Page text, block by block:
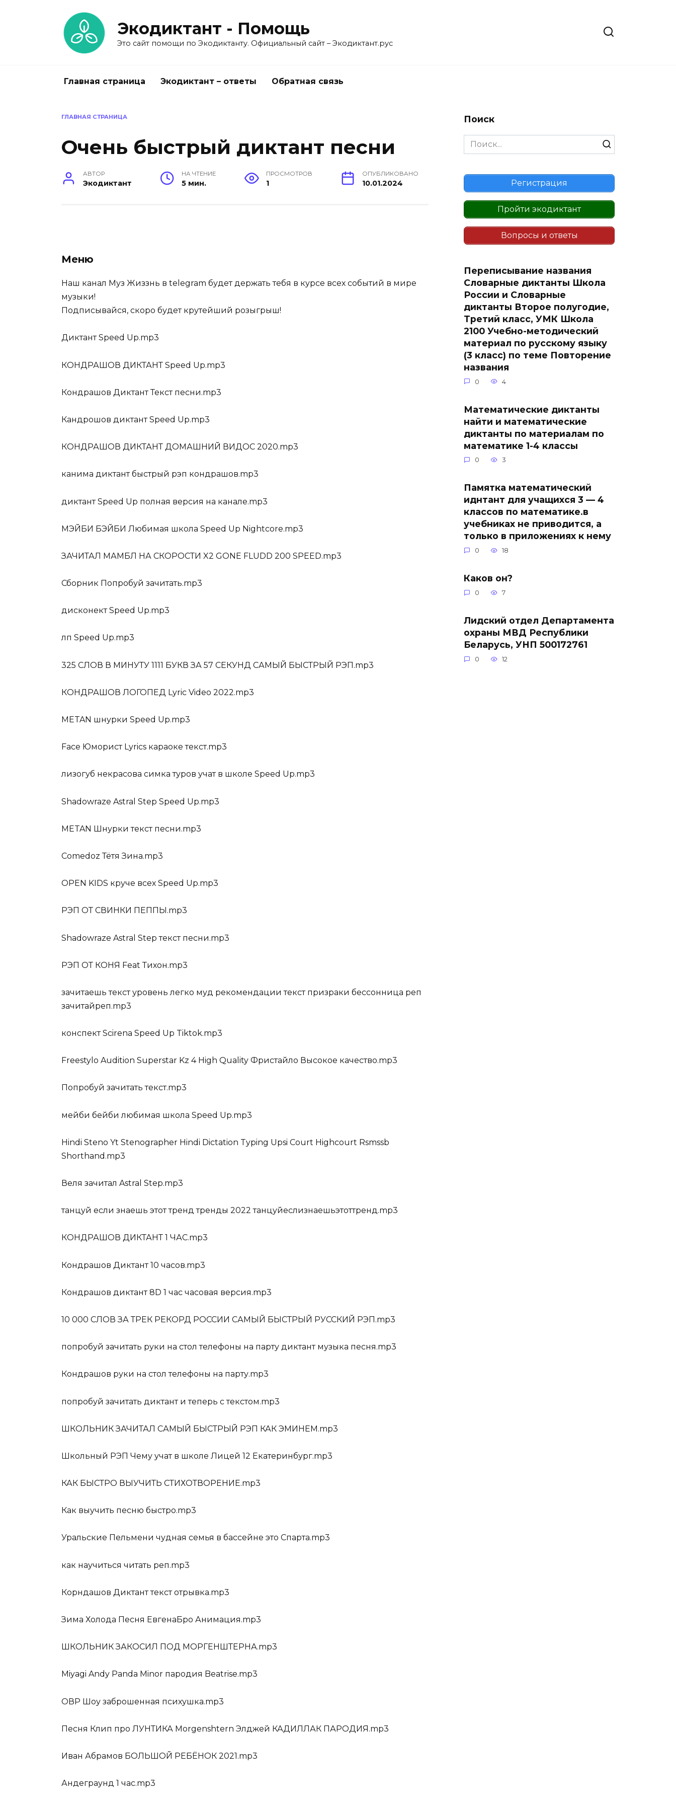
Экодиктант - Помощь
Это сайт помощи по Экодиктанту. Официальный сайт – Экодиктант.рус
Главная страница Экодиктант – ответы Обратная связь
ГЛАВНАЯ СТРАНИЦА
Очень быстрый диктант песни
АВТОР
Экодиктант
НА ЧТЕНИЕ
5 мин.
ПРОСМОТРОВ
1
ОПУБЛИКОВАНО
10.01.2024
Меню
Наш канал Муз Жиззнь в telegram будет держать тебя в курсе всех событий в мире
музыки!
Подписывайся, скоро будет крутейший розыгрыш!
Диктант Speed Up.mp3
КОНДРАШОВ ДИКТАНТ Speed Up.mp3
Кондрашов Диктант Текст песни.mp3
Кандрошов диктант Speed Up.mp3
КОНДРАШОВ ДИКТАНТ ДОМАШНИЙ ВИДОС 2020.mp3
канима диктант быстрый рэп кондрашов.mp3
диктант Speed Up полная версия на канале.mp3
МЭЙБИ БЭЙБИ Любимая школа Speed Up Nightcore.mp3
ЗАЧИТАЛ МАМБЛ НА СКОРОСТИ X2 GONE FLUDD 200 SPEED.mp3
Сборник Попробуй зачитать.mp3
дисконект Speed Up.mp3
лп Speed Up.mp3
325 СЛОВ В МИНУТУ 1111 БУКВ ЗА 57 СЕКУНД САМЫЙ БЫСТРЫЙ РЭП.mp3
КОНДРАШОВ ЛОГОПЕД Lyric Video 2022.mp3
METAN шнурки Speed Up.mp3
Face Юморист Lyrics караоке текст.mp3
лизогуб некрасова симка туров учат в школе Speed Up.mp3
Shadowraze Astral Step Speed Up.mp3
METAN Шнурки текст песни.mp3
Comedoz Тётя Зина.mp3
OPEN KIDS круче всех Speed Up.mp3
РЭП ОТ СВИНКИ ПЕППЫ.mp3
Shadowraze Astral Step текст песни.mp3
РЭП ОТ КОНЯ Feat Тихон.mp3
зачитаешь текст уровень легко муд рекомендации текст призраки бессонница реп
зачитайреп.mp3
конспект Scirena Speed Up Tiktok.mp3
Freestylo Audition Superstar Kz 4 High Quality Фристайло Высокое качество.mp3
Попробуй зачитать текст.mp3
мейби бейби любимая школа Speed Up.mp3
Hindi Steno Yt Stenographer Hindi Dictation Typing Upsi Court Highcourt Rsmssb
Shorthand.mp3
Веля зачитал Astral Step.mp3
танцуй если знаешь этот тренд тренды 2022 танцуйеслизнаешьэтоттренд.mp3
КОНДРАШОВ ДИКТАНТ 1 ЧАС.mp3
Кондрашов Диктант 10 часов.mp3
Кондрашов диктант 8D 1 час часовая версия.mp3
10 000 СЛОВ ЗА ТРЕК РЕКОРД РОССИИ САМЫЙ БЫСТРЫЙ РУССКИЙ РЭП.mp3
попробуй зачитать руки на стол телефоны на парту диктант музыка песня.mp3
Кондрашов руки на стол телефоны на парту.mp3
попробуй зачитать диктант и теперь с текстом.mp3
ШКОЛЬНИК ЗАЧИТАЛ САМЫЙ БЫСТРЫЙ РЭП КАК ЭМИНЕМ.mp3
Школьный РЭП Чему учат в школе Лицей 12 Екатеринбург.mp3
КАК БЫСТРО ВЫУЧИТЬ СТИХОТВОРЕНИЕ.mp3
Как выучить песню быстро.mp3
Уральские Пельмени чудная семья в бассейне это Спарта.mp3
как научиться читать реп.mp3
Корндашов Диктант текст отрывка.mp3
Зима Холода Песня ЕвгенаБро Анимация.mp3
ШКОЛЬНИК ЗАКОСИЛ ПОД МОРГЕНШТЕРНА.mp3
Miyagi Andy Panda Minor пародия Beatrise.mp3
ОВР Шоу заброшенная психушка.mp3
Песня Клип про ЛУНТИКА Morgenshtern Элджей КАДИЛЛАК ПАРОДИЯ.mp3
Иван Абрамов БОЛЬШОЙ РЕБЁНОК 2021.mp3
Андеграунд 1 час.mp3
Поиск
Search
for:
Регистрация
Пройти экодиктант
Вопросы и ответы
Переписывание названия
Словарные диктанты Школа
России и Словарные
диктанты Второе полугодие,
Третий класс, УМК Школа
2100 Учебно-методический
материал по русскому языку
(3 класс) по теме Повторение
названия
0 4
Математические диктанты
найти и математические
диктанты по материалам по
математике 1-4 классы
0 3
Памятка математический
иднтант для учащихся 3 — 4
классов по математике.в
учебниках не приводится, а
только в приложениях к нему
0 18
Каков он?
0 7
Лидский отдел Департамента
охраны МВД Республики
Беларусь, УНП 500172761
0 12